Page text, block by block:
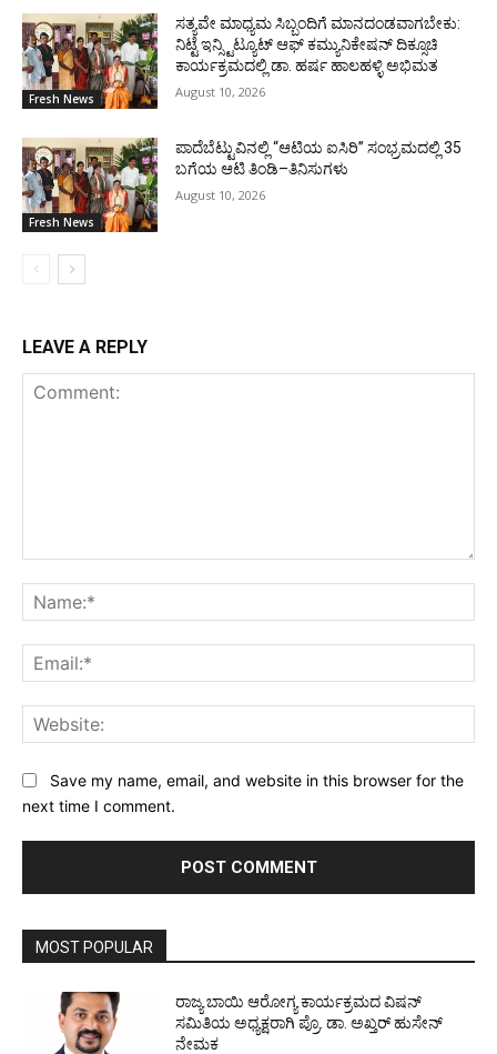
Fresh News
ಸತ್ಯವೇ ಮಾಧ್ಯಮ ಸಿಬ್ಬಂದಿಗೆ ಮಾನದಂಡವಾಗಬೇಕು:
ನಿಟ್ಟೆ ಇನ್ಸ್ಟಿಟ್ಯೂಟ್ ಆಫ್ ಕಮ್ಯುನಿಕೇಷನ್ ದಿಕ್ಸೂಚಿ
ಕಾರ್ಯಕ್ರಮದಲ್ಲಿ ಡಾ. ಹರ್ಷ ಹಾಲಹಳ್ಳಿ ಅಭಿಮತ
August 10, 2026
Fresh News
ಪಾದೆಬೆಟ್ಟುವಿನಲ್ಲಿ “ಆಟಿಯ ಐಸಿರಿ’’ ಸಂಭ್ರಮದಲ್ಲಿ 35
ಬಗೆಯ ಆಟಿ ತಿಂಡಿ–ತಿನಿಸುಗಳು
August 10, 2026
LEAVE A REPLY
Save my name, email, and website in this browser for the
next time I comment.
MOST POPULAR
ರಾಜ್ಯ ಬಾಯಿ ಆರೋಗ್ಯ ಕಾರ್ಯಕ್ರಮದ ವಿಷನ್
ಸಮಿತಿಯ ಅಧ್ಯಕ್ಷರಾಗಿ ಪ್ರೊ. ಡಾ. ಅಖ್ತರ್ ಹುಸೇನ್
ನೇಮಕ